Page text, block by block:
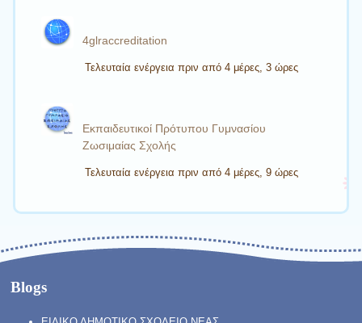
4glraccreditation
Τελευταία ενέργεια πριν από 4 μέρες, 3 ώρες
Εκπαιδευτικοί Πρότυπου Γυμνασίου
Ζωσιμαίας Σχολής
Τελευταία ενέργεια πριν από 4 μέρες, 9 ώρες
Blogs